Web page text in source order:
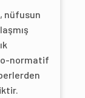
nüfusun
normatif